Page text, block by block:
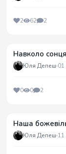
2 62 2
Навколо
Юля Депеш
0 0 2
Наша
Юля Депеш